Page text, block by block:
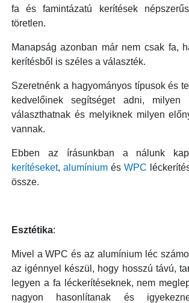
fa és famintázatú kerítések
töretlen.
Manapság azonban már nem csak fa,
kerítésből is széles a választék.
Szeretnénk a hagyományos típusok és
kedvelőinek segítséget adni, milyen
választhatnak és melyiknek milyen
vannak.
Ebben az írásunkban a nálunk
kerítéseket, alumínium ésWPC
össze.
Esztétika:
Mivel a WPC és az alumínium léc
az igénnyel készül, hogy hosszú távú,
legyen a fa léckerítéseknek, nem
nagyon hasonlítanak és